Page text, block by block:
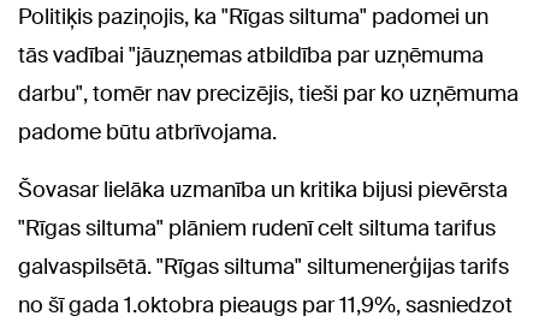
Politiķis paziņojis, ka "Rīgas siltuma" padomei un
tās vadībai "jāuzņemas atbildība par uzņēmuma
darbu", tomēr nav precizējis, tieši par ko uzņēmuma
padome būtu atbrīvojama.
Šovasar lielāka uzmanība un kritika bijusi pievērsta
"Rīgas siltuma" plāniem rudenī celt siltuma tarifus
galvaspilsētā. "Rīgas siltuma" siltumenerģijas tarifs
no šī gada 1.oktobra pieaugs par 11,9%, sasniedzot